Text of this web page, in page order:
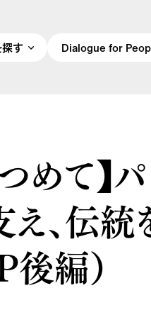
す Dialogue for
めて】
、伝統
編）